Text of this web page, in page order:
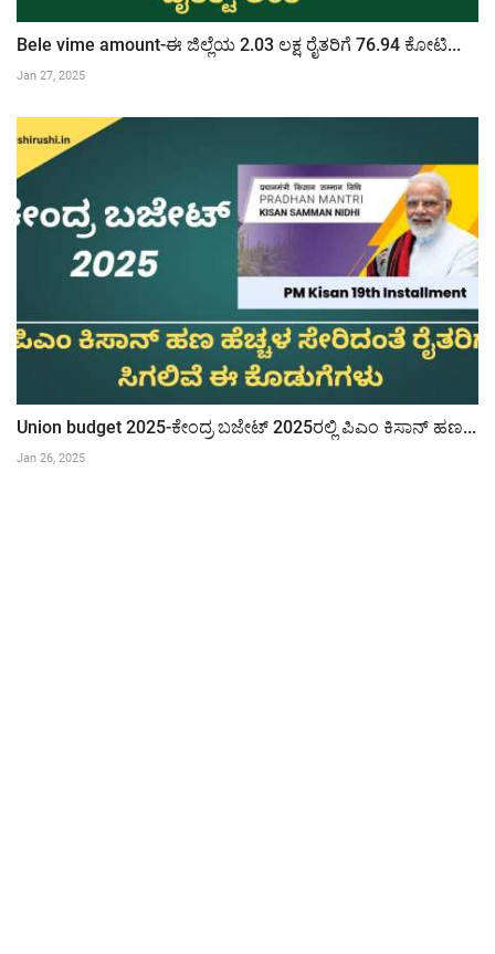
Bele vime amount-ಈ ಜಿಲ್ಲೆಯ 2.03 ಲಕ್ಷ ರೈತರಿಗೆ 76.94 ಕೋಟಿ...
Jan 27, 2025
Union budget 2025-ಕೇಂದ್ರ ಬಜೇಟ್ 2025ರಲ್ಲಿ ಪಿಎಂ ಕಿಸಾನ್ ಹಣ...
Jan 26, 2025